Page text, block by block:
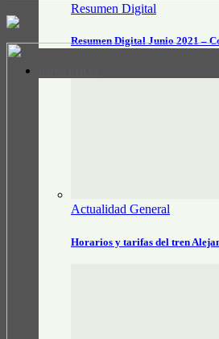
Resumen Digital
Resumen Digital Junio 2021 –
Actualidad General
Horarios y tarifas del tren